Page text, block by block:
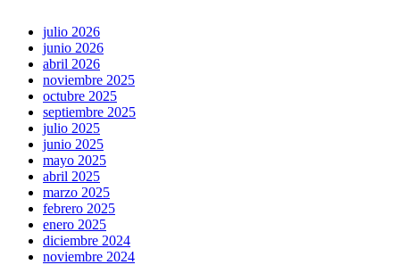
julio 2026
junio 2026
abril 2026
noviembre 2025
octubre 2025
septiembre 2025
julio 2025
junio 2025
mayo 2025
abril 2025
marzo 2025
febrero 2025
enero 2025
diciembre 2024
noviembre 2024